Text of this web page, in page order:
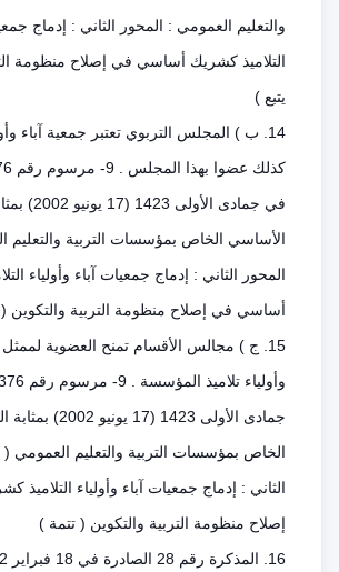
والتعليم العمومي : المحور الثاني : إدماج
التلاميذ كشريك أساسي في إصلاح منظومة
يتبع )
14. ب ) المجلس التربوي تعتبر جمعية آباء
في جمادى الأولى
الأساسي الخاص بمؤسسات التربية والتعليم
المحور الثاني : إدماج جمعيات آباء وأولياء
أساسي في إصلاح منظومة التربية والتكوين (
15. ج ) مجالس الأقسام تمنح العضوية
جمادى الأولى 1423
الخاص بمؤسسات التربية والتعليم العمومي (
الثاني : إدماج جمعيات آباء وأولياء
إصلاح منظومة التربية والتكوين ( تتمة )